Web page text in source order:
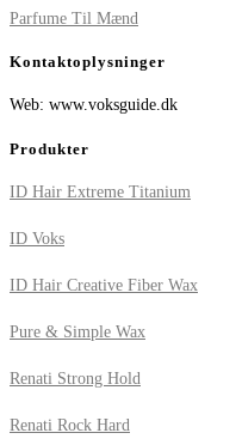
Parfume Til Mænd
Kontaktoplysninger
Web: www.voksguide.dk
Produkter
ID Hair Extreme Titanium
ID Voks
ID Hair Creative Fiber Wax
Pure & Simple Wax
Renati Strong Hold
Renati Rock Hard